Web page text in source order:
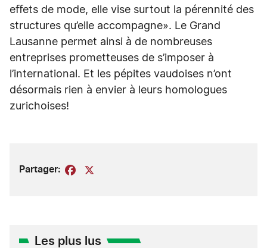
eﬀets de mode, elle vise surtout la pérennité des
structures qu’elle accompagne». Le Grand
Lausanne permet ainsi à de nombreuses
entreprises prometteuses de s’imposer à
l’international. Et les pépites vaudoises n’ont
désormais rien à envier à leurs homologues
zurichoises!
Partager: Facebook
Les plus lus